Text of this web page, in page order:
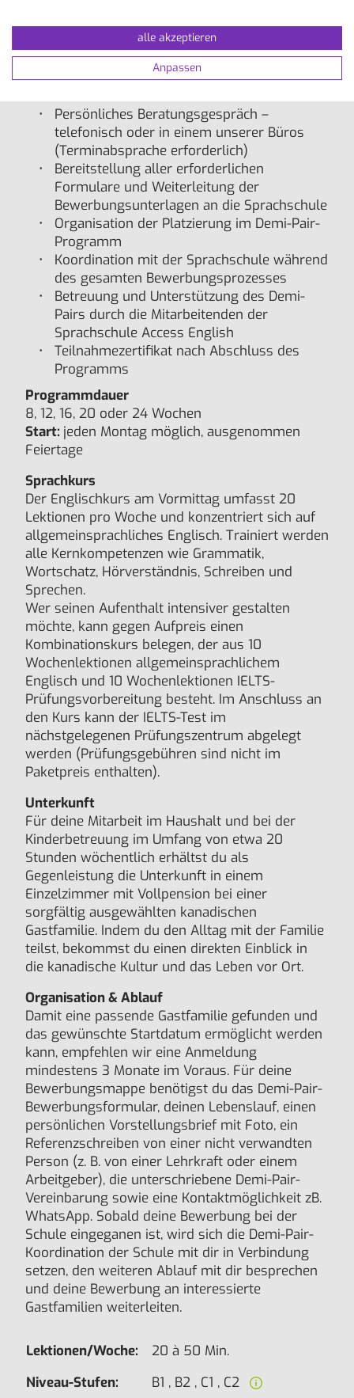
Lehrmaterialien, Einschreibegebühr,
Unterkunftsvermittlungsgebühr
Weitere Leistungen
Persönliches Beratungsgespräch –
telefonisch oder in einem unserer Büros
(Terminabsprache erforderlich)
Bereitstellung aller erforderlichen
Formulare und Weiterleitung der
Bewerbungsunterlagen an die Sprachschule
Organisation der Platzierung im Demi-Pair-
Programm
Koordination mit der Sprachschule während
des gesamten Bewerbungsprozesses
Betreuung und Unterstützung des Demi-
Pairs durch die Mitarbeitenden der
Sprachschule Access English
Teilnahmezertifikat nach Abschluss des
Programms
Programmdauer
8, 12, 16, 20 oder 24 Wochen
Start: jeden Montag möglich, ausgenommen
Feiertage
Sprachkurs
Der Englischkurs am Vormittag umfasst 20
Lektionen pro Woche und konzentriert sich auf
allgemeinsprachliches Englisch. Trainiert werden
alle Kernkompetenzen wie Grammatik,
Wortschatz, Hörverständnis, Schreiben und
Sprechen.
Wer seinen Aufenthalt intensiver gestalten
möchte, kann gegen Aufpreis einen
Kombinationskurs belegen, der aus 10
Wochenlektionen allgemeinsprachlichem
Englisch und 10 Wochenlektionen IELTS-
Prüfungsvorbereitung besteht. Im Anschluss an
den Kurs kann der IELTS-Test im
nächstgelegenen Prüfungszentrum abgelegt
werden (Prüfungsgebühren sind nicht im
Paketpreis enthalten).
Unterkunft
Für deine Mitarbeit im Haushalt und bei der
Kinderbetreuung im Umfang von etwa 20
Stunden wöchentlich erhältst du als
Gegenleistung die Unterkunft in einem
Einzelzimmer mit Vollpension bei einer
sorgfältig ausgewählten kanadischen
Gastfamilie. Indem du den Alltag mit der Familie
teilst, bekommst du einen direkten Einblick in
die kanadische Kultur und das Leben vor Ort.
Organisation & Ablauf
Damit eine passende Gastfamilie gefunden und
das gewünschte Startdatum ermöglicht werden
kann, empfehlen wir eine Anmeldung
mindestens 3 Monate im Voraus. Für deine
Bewerbungsmappe benötigst du das Demi-Pair-
Bewerbungsformular, deinen Lebenslauf, einen
persönlichen Vorstellungsbrief mit Foto, ein
Referenzschreiben von einer nicht verwandten
Person (z. B. von einer Lehrkraft oder einem
Arbeitgeber), die unterschriebene Demi-Pair-
Vereinbarung sowie eine Kontaktmöglichkeit zB.
WhatsApp. Sobald deine Bewerbung bei der
Schule eingeganen ist, wird sich die Demi-Pair-
Koordination der Schule mit dir in Verbindung
setzen, den weiteren Ablauf mit dir besprechen
und deine Bewerbung an interessierte
Gastfamilien weiterleiten.
Lektionen/Woche:
20 à 50 Min.
Niveau-Stufen:
B1 , B2 , C1 , C2
alle akzeptieren
Anpassen